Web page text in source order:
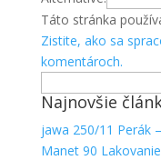
Táto stránka
Zistite, ako sa
komentároch.
Najnovšie
jawa 250/11 Perák
Manet 90 Lakovanie